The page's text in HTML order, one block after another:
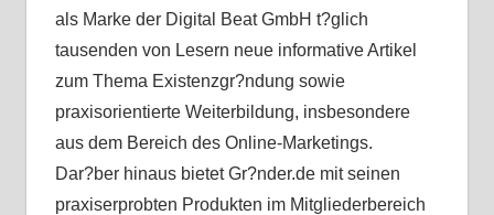
als Marke der Digital Beat GmbH t?glich
tausenden von Lesern neue informative Artikel
zum Thema Existenzgr?ndung sowie
praxisorientierte Weiterbildung, insbesondere
aus dem Bereich des Online-Marketings.
Dar?ber hinaus bietet Gr?nder.de mit seinen
praxiserprobten Produkten im Mitgliederbereich